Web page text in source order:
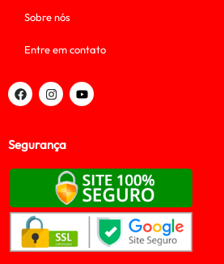
Sobre nós
Entre em contato
Segurança